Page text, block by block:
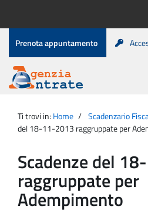
contenuto
Menu
di
servizio
Prenota appuntamento
Agenzia
Entrate
principale
Ti trovi in: Home Scadenzario
del 18-11-2013 raggruppate per
Scadenze del
raggruppate per
Adempimento